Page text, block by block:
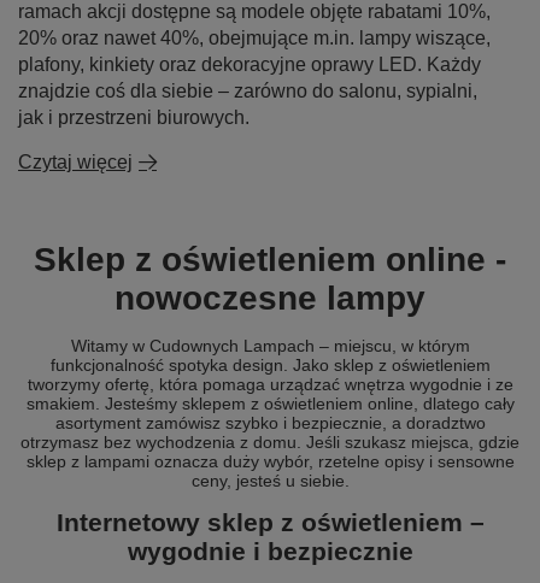
ramach akcji dostępne są modele objęte rabatami 10%,
20% oraz nawet 40%, obejmujące m.in. lampy wiszące,
plafony, kinkiety oraz dekoracyjne oprawy LED. Każdy
znajdzie coś dla siebie – zarówno do salonu, sypialni,
jak i przestrzeni biurowych.
Czytaj więcej
Sklep z oświetleniem online -
nowoczesne lampy
Witamy w Cudownych Lampach – miejscu, w którym
funkcjonalność spotyka design. Jako sklep z oświetleniem
tworzymy ofertę, która pomaga urządzać wnętrza wygodnie i ze
smakiem. Jesteśmy sklepem z oświetleniem online, dlatego cały
asortyment zamówisz szybko i bezpiecznie, a doradztwo
otrzymasz bez wychodzenia z domu. Jeśli szukasz miejsca, gdzie
sklep z lampami oznacza duży wybór, rzetelne opisy i sensowne
ceny, jesteś u siebie.
Internetowy sklep z oświetleniem –
wygodnie i bezpiecznie